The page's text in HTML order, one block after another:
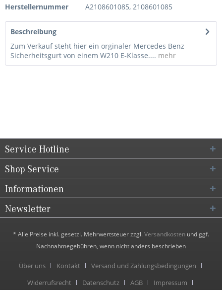
Herstellernummer
A2108601085, 2108601085
Beschreibung
Zum Verkauf steht hier ein orginaler Mercedes Benz
Sicherheitsgurt von einem W210 E-Klasse.... mehr
Service Hotline
Shop Service
Informationen
Newsletter
* Alle Preise inkl. gesetzl. Mehrwertsteuer zzgl.Versandkosten und ggf.
Nachnahmegebühren, wenn nicht anders beschrieben
Über uns Kontakt
Versand und Zahlungsbedingungen
Widerrufsrecht
Datenschutz AGB Impressum